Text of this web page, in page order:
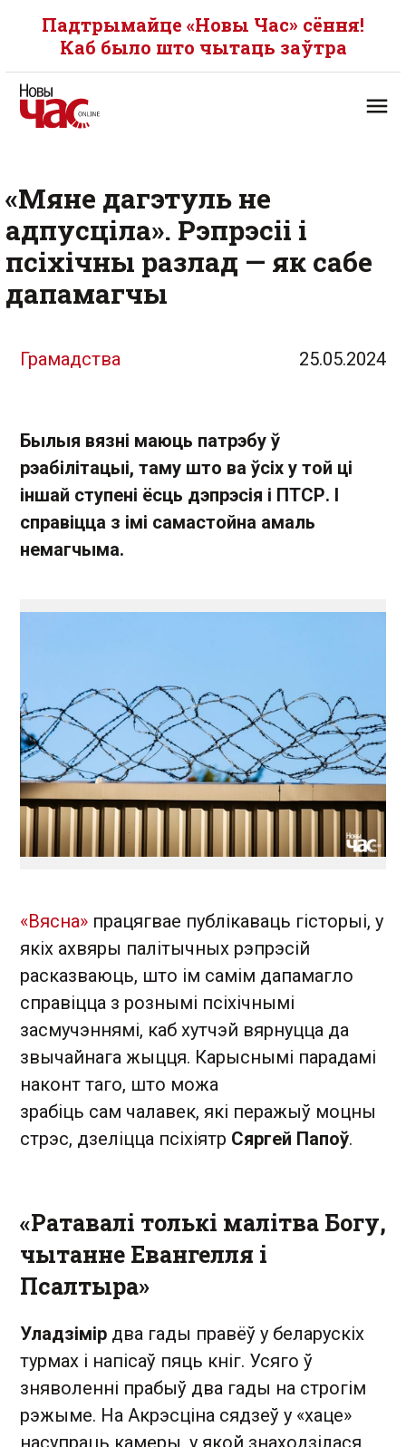
Падтрымайце «Новы Час» сёння!
Каб было што чытаць заўтра
«Мяне дагэтуль не
адпусціла». Рэпрэсіі і
псіхічны разлад — як сабе
дапамагчы
Грамадства 25.05.2024
Былыя вязні маюць патрэбу ў
рэабілітацыі, таму што ва ўсіх у той ці
іншай ступені ёсць дэпрэсія і ПТСР. І
справіцца з імі самастойна амаль
немагчыма.
«Вясна» працягвае публікаваць гісторыі, у
якіх ахвяры палітычных рэпрэсій
расказваюць, што ім самім дапамагло
справіцца з рознымі псіхічнымі
засмучэннямі, каб хутчэй вярнуцца да
звычайнага жыцця. Карыснымі парадамі
наконт таго, што можа
зрабіць сам чалавек, які перажыў моцны
стрэс, дзеліцца псіхіятр Сяргей Папоў.
«Ратавалі толькі малітва Богу,
чытанне Евангелля і
Псалтыра»
Уладзімір два гады правёў у беларускіх
турмах і напісаў пяць кніг. Усяго ў
зняволенні прабыў два гады на строгім
рэжыме. На Акрэсціна сядзеў у «хаце»
насупраць камеры, у якой знаходзілася